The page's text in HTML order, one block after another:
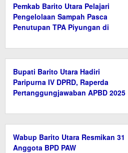
Pemkab Barito Utara Pelajari
Pengelolaan Sampah Pasca
Penutupan TPA Piyungan di
Bupati Barito Utara Hadiri
Paripurna IV DPRD, Raperda
Pertanggungjawaban APBD 2025
Wabup Barito Utara Resmikan 31
Anggota BPD PAW